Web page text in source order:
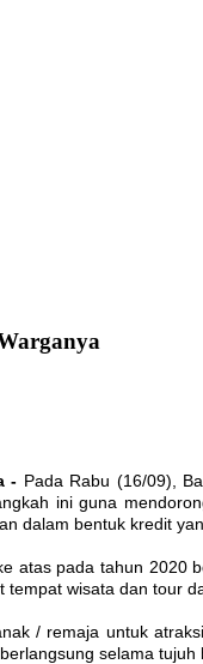
- Pada Rabu (16/09),
ini guna
dalam bentuk kredit
atas pada tahun 2020
wisata dan tour
/ remaja untuk
selama